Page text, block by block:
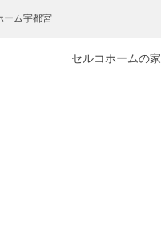
ーム宇都宮
セルコホームの家